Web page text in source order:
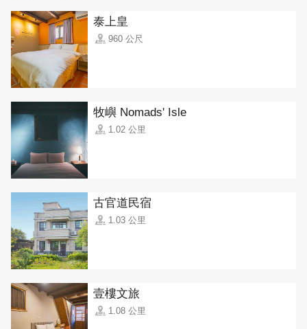
泰上皇
960 公尺
牧嶼 Nomads' Isle
1.02 公里
古官道民宿
1.03 公里
壹樓文旅
1.08 公里